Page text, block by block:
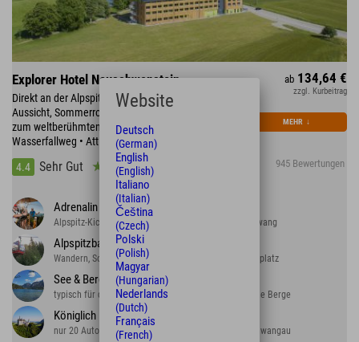
Explorer Hotel Neuschwanstein
Direkt an der Alpspitzbahn: Wandern, Panorama-
Aussicht, Sommerrodeln & Alpspitzkick • in 20 min
zum weltberühmten Königschloss Neuschwanstein •
Wasserfallweg • Attlesee • Forggensee
4.4
Sehr Gut 945 Bewertungen
ab 134,64 €
zzgl. Kurbeitrag
MEHR ↓
Adrenalin pur
Alpspitz-Kick: Flying Fox an der Alpspitzbahn Nesselwang
Alpspitzbahn
Wandern, Sommerrodeln, Tobelweg & Abenteuerspielplatz
See & Berg
typisch für das Ostallgäu: herrliche Seen und liebliche Berge
Königlich
nur 20 Autominuten bis Neuschwanstein & Hohenschwangau
Website
Deutsch
(German)
English
(English)
Italiano
(Italian)
Čeština
(Czech)
Polski
(Polish)
Magyar
(Hungarian)
Nederlands
(Dutch)
Français
(French)